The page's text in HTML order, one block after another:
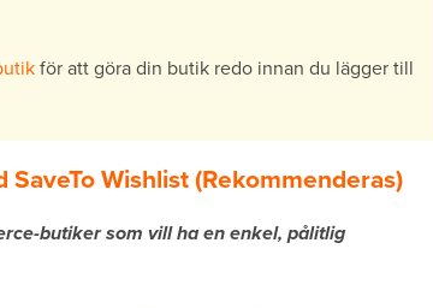
för att göra din butik redo innan du lägger till
Wishlist (Rekommenderas)
butiker som vill ha en enkel, pålitlig